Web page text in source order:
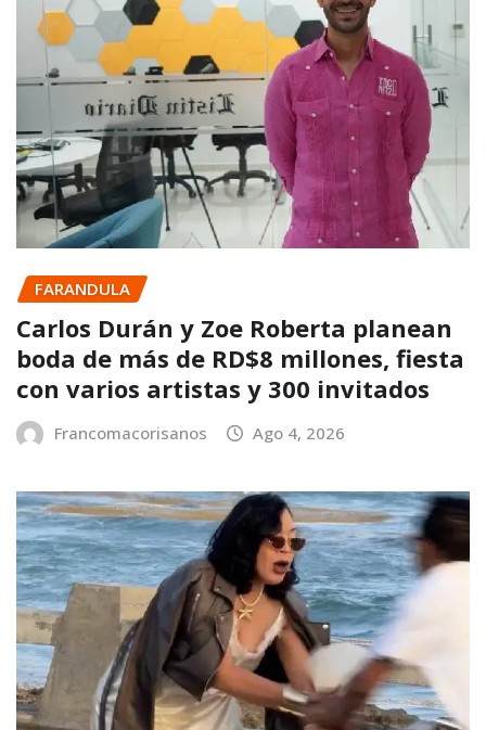
FARANDULA
Carlos Durán y Zoe Roberta planean
boda de más de RD$8 millones, fiesta
con varios artistas y 300 invitados
Francomacorisanos Ago 4, 2026